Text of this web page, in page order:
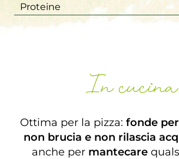
Proteine
In cucina
Ottima per la pizza: fonde
non brucia e non rilascia
anche per mantecare